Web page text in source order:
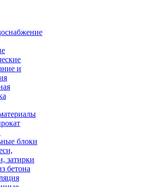
и
блоки
затирки
бетона